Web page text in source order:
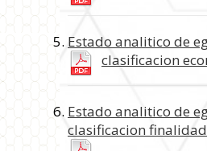
Estado analitico de
clasificacion
Estado analitico de
clasificacion